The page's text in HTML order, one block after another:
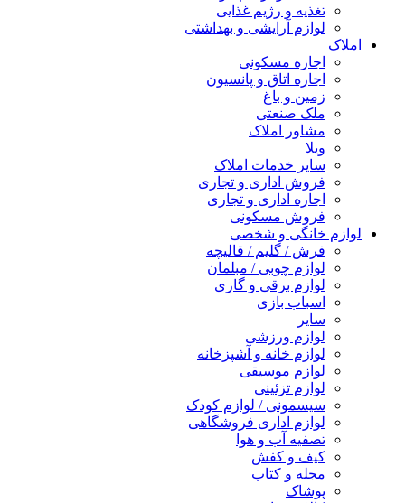
تغذیه و رژیم غذایی
لوازم آرایشی و بهداشتی
املاک
اجاره مسکونی
اجاره اتاق و پانسیون
زمین و باغ
ملک صنعتی
مشاور املاک
ویلا
سایر خدمات املاک
فروش اداری و تجاری
اجاره اداری و تجاری
فروش مسکونی
لوازم خانگی و شخصی
فرش / گلیم / قالیچه
لوازم چوبی / مبلمان
لوازم برقی و گازی
اسباب بازی
سایر
لوازم ورزشی
لوازم خانه و آشپزخانه
لوازم موسیقی
لوازم تزئینی
سیسمونی / لوازم کودک
لوازم اداری فروشگاهی
تصفیه آب و هوا
کیف و کفش
مجله و کتاب
پوشاک